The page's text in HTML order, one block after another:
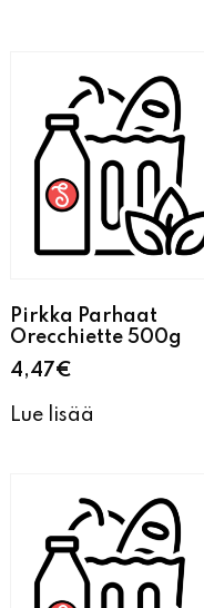
Pirkka Parhaat
Orecchiette 500g
4,47€
Lue lisää